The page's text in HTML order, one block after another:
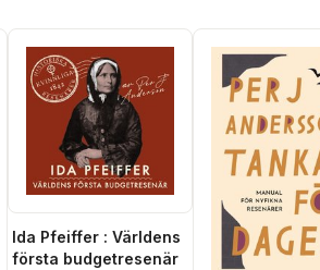
Ida Pfeiffer : Världens
första budgetresenär